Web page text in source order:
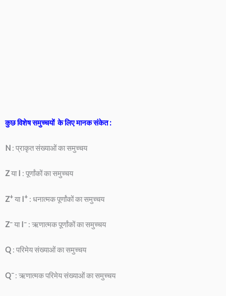
कुछ विशेष समुच्चयों के लिए मानक संकेत :
N : प्राकृत संख्याओं का समुच्चय
Zया I : पूर्णांकों का समुच्चय
Z+ या I+ : धनात्मक पूर्णांकों का समुच्चय
Z– या I– : ऋणात्मक पूर्णांकों का समुच्चय
Q : परिमेय संख्याओं का समुच्चय
Q– : ऋणात्मक परिमेय संख्याओं का समुच्चय